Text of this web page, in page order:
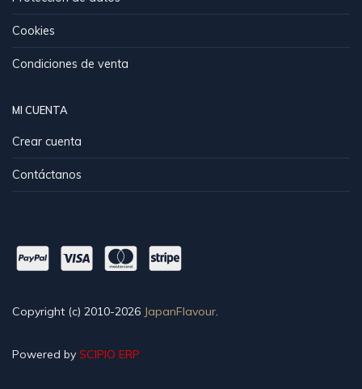
Cookies
Condiciones de venta
MI CUENTA
Crear cuenta
Contáctanos
Copyright (c) 2010-2026 JapanFlavour.
Powered by SCIPIO ERP